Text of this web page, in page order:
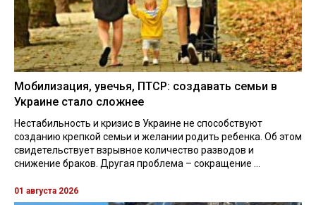
Мобилизация, увечья, ПТСР: создавать семьи в
Украине стало сложнее
Нестабильность и кризис в Украине не способствуют
созданию крепкой семьи и желании родить ребенка. Об этом
свидетельствует взрывное количество разводов и
снижение браков. Другая проблема – сокращение ...
01 августа 2026